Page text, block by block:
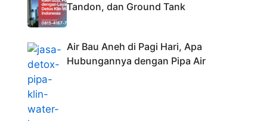
Tandon, dan Ground Tank
Air Bau Aneh di Pagi Hari, Apa
Hubungannya dengan Pipa Air